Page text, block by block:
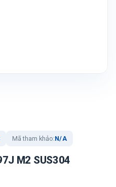
Mã tham khảo:N/A
M2 SUS304